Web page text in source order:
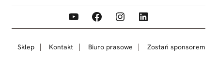
YouTube Facebook Instagram LinkedIn
Sklep Kontakt Biuro prasowe Zostań sponsorem